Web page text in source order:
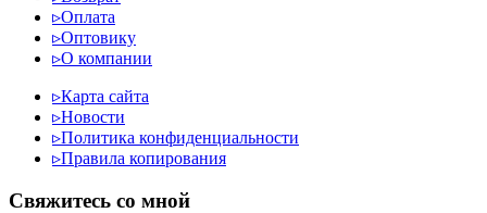
▹Оплата
▹Оптовику
▹О компании
▹Карта сайта
▹Новости
▹Политика конфиденциальности
▹Правила копирования
Cвяжитесь со мной